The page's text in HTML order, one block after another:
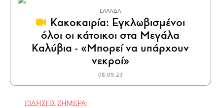
ΕΛΛΑΔΑ
Κακοκαιρία: Εγκλωβισμένοι
όλοι οι κάτοικοι στα Μεγάλα
Καλύβια - «Μπορεί να υπάρχουν
νεκροί»
08.09.23
ΕΙΔΗΣΕΙΣ ΣΗΜΕΡΑ: